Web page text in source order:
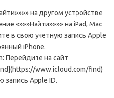
на другом устройстве
«»»»Найти»»»» на iPad, Mac
в свою учетную запись Apple
iPhone.
Перейдите на сайт
www.icloud.com/find)
запись Apple ID.